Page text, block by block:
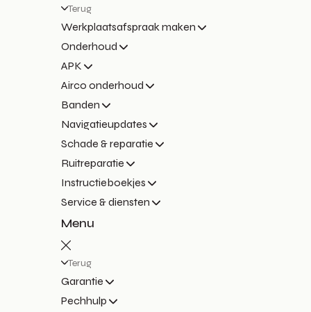
Terug
Werkplaatsafspraak maken
Onderhoud
APK
Airco onderhoud
Banden
Navigatieupdates
Schade & reparatie
Ruitreparatie
Instructieboekjes
Service & diensten
Menu
Terug
Garantie
Pechhulp